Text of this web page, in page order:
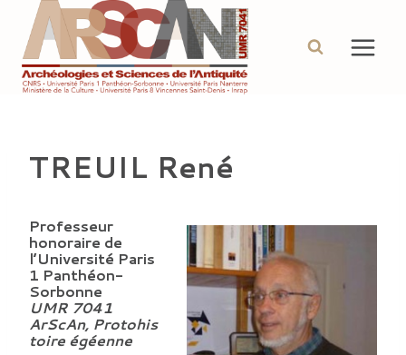
contenu
TREUIL René
Professeur
honoraire de
l’Université Paris
1 Panthéon-
Sorbonne
UMR 7041
ArScAn, Protohis
toire égéenne